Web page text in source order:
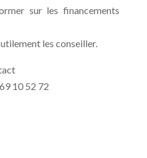
sur les financements
les conseiller.
10 52 72